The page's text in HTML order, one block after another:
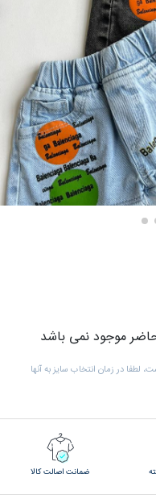
موجود نمی باشد
در زمان انتخاب سایز به آنها
ضمانت اصالت کالا